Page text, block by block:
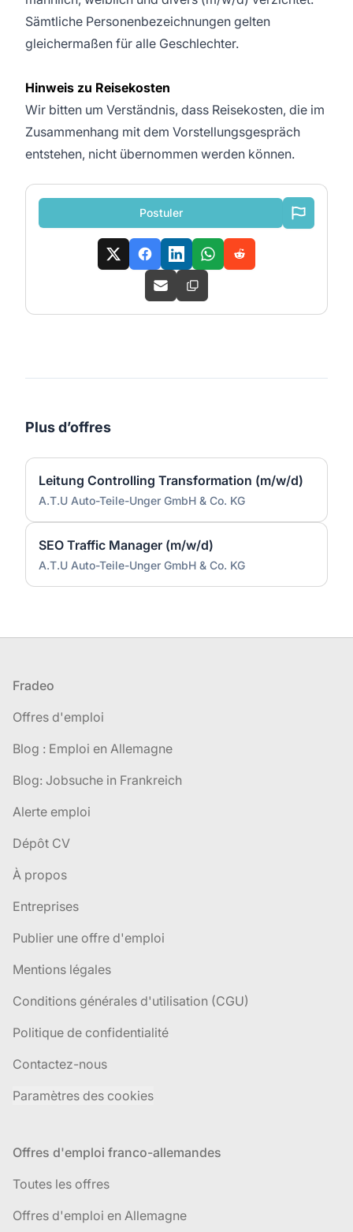
Sämtliche Personenbezeichnungen gelten
gleichermaßen für alle Geschlechter.
Hinweis zu Reisekosten
Wir bitten um Verständnis, dass Reisekosten, die im
Zusammenhang mit dem Vorstellungsgespräch
entstehen, nicht übernommen werden können.
Postuler
Plus d’offres
Leitung Controlling Transformation (m/w/d)
A.T.U Auto-Teile-Unger GmbH & Co. KG
SEO Traffic Manager (m/w/d)
A.T.U Auto-Teile-Unger GmbH & Co. KG
Pied de page
Fradeo
Offres d'emploi
Blog : Emploi en Allemagne
Blog: Jobsuche in Frankreich
Alerte emploi
Dépôt CV
À propos
Entreprises
Publier une offre d'emploi
Mentions légales
Conditions générales d'utilisation (CGU)
Politique de confidentialité
Contactez-nous
Paramètres des cookies
Offres d'emploi franco-allemandes
Toutes les offres
Offres d'emploi en Allemagne